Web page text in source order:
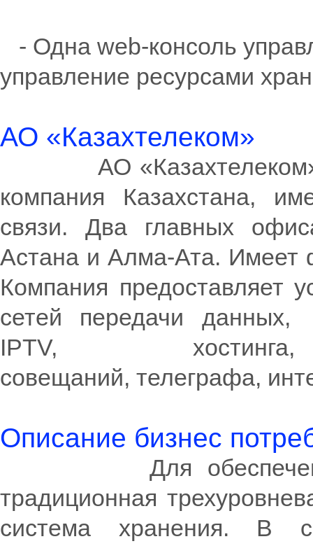
- Одна web-консоль
управление ресурсами
АО «Казахтелеком»
АО «Казахтелеком» -
компания Казахстана,
связи. Два главных
Астана и Алма-Ата. Имеет
Компания предоставляет
сетей передачи данных,
IPTV,
совещаний, телеграфа,
Описание бизнес
Для обеспечения
традиционная
система хранения. В